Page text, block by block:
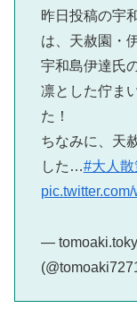
昨日投稿の宇
は、天赦園・
宇和島伊達氏
凛とした佇ま
た！
ちなみに、天
した…#大人散
—